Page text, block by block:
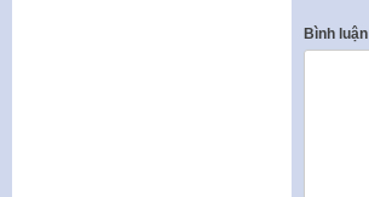
Bình luận